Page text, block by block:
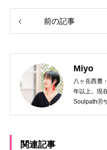
前の記事
Miyo
八ヶ岳西麓
年以上。現
SoulpathⓇ
関連記事